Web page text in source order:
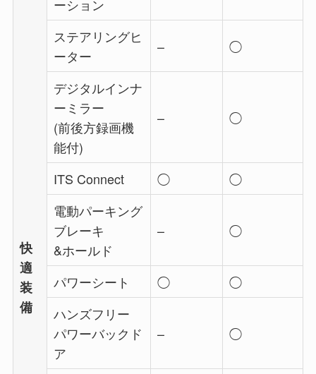
快
適
装
備
ーション
ステアリングヒ
ーター
– ◯
デジタルインナ
ーミラー
(前後方録画機
能付)
– ◯
ITS Connect ◯
◯
電動パーキング
ブレーキ
&ホールド
– ◯
パワーシート ◯
◯
ハンズフリー
パワーバックド
ア
– ◯